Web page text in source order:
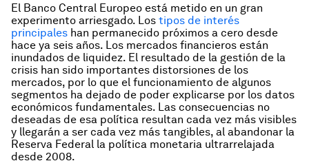
El Banco Central Europeo está metido en un gran
experimento arriesgado. Los tipos de interés
principales han permanecido próximos a cero desde
hace ya seis años. Los mercados financieros están
inundados de liquidez. El resultado de la gestión de la
crisis han sido importantes distorsiones de los
mercados, por lo que el funcionamiento de algunos
segmentos ha dejado de poder explicarse por los datos
económicos fundamentales. Las consecuencias no
deseadas de esa política resultan cada vez más visibles
y llegarán a ser cada vez más tangibles, al abandonar la
Reserva Federal la política monetaria ultrarrelajada
desde 2008.